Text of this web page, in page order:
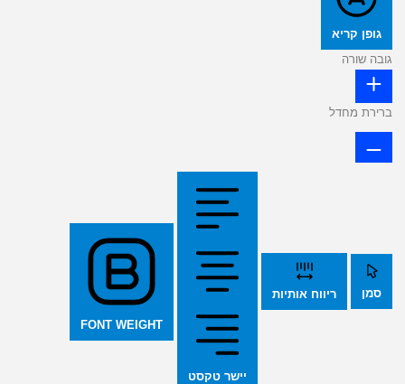
גופן קריא
גובה שורה
ברירת מחדל
סמן ריווח אותיות
יישר טקסט
FONT WEIGHT